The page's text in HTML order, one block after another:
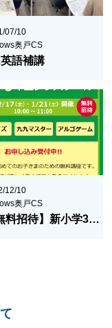
07/10
奥戸CS
語補講
12/10
奥戸CS
【無料招待】新小学3年生プレスクール【奥戸CS】